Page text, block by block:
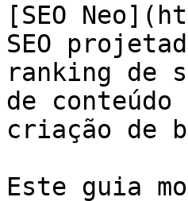
[SEO
SEO
ranking de
de
criação de
Este guia